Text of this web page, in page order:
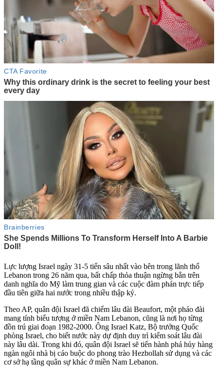
Lực lượng Israel ngày 31-5 tiến sâu nhất vào bên trong lãnh thổ
Lebanon trong 26 năm qua, bất chấp thỏa thuận ngừng bắn trên
danh nghĩa do Mỹ làm trung gian và các cuộc đàm phán trực tiếp
đầu tiên giữa hai nước trong nhiều thập kỷ.
Theo AP, quân đội Israel đã chiếm lâu đài Beaufort, một pháo đài
mang tính biểu tượng ở miền Nam Lebanon, cũng là nơi họ từng
đồn trú giai đoạn 1982-2000. Ông Israel Katz, Bộ trưởng Quốc
phòng Israel, cho biết nước này dự định duy trì kiểm soát lâu đài
này lâu dài. Trong khi đó, quân đội Israel sẽ tiến hành phá hủy hàng
ngàn ngôi nhà bị cáo buộc do phong trào Hezbollah sử dụng và các
cơ sở hạ tầng quân sự khác ở miền Nam Lebanon.